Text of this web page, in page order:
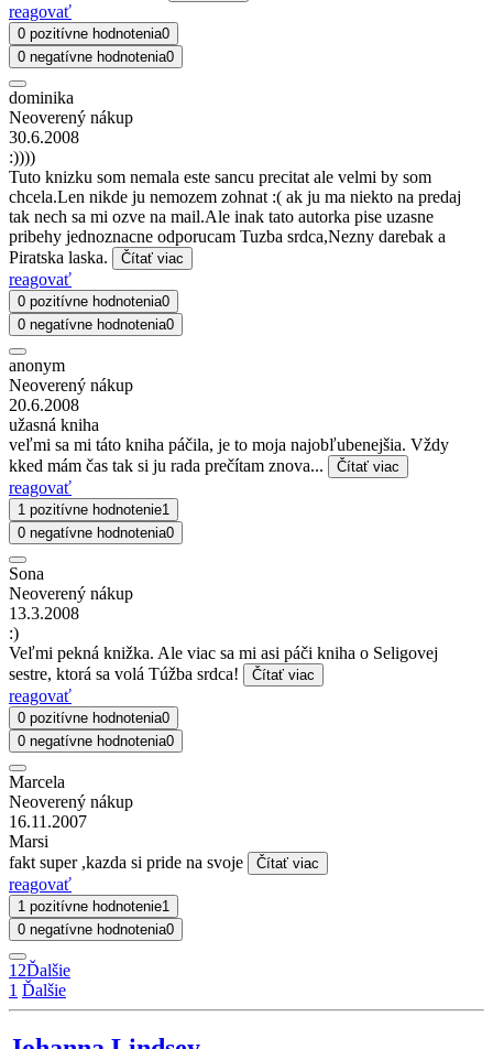
reagovať
0 pozitívne hodnotenia0
0 negatívne hodnotenia0
dominika
Neoverený nákup
30.6.2008
:))))
Tuto knizku som nemala este sancu precitat ale velmi by som
chcela.Len nikde ju nemozem zohnat :( ak ju ma niekto na predaj
tak nech sa mi ozve na mail.Ale inak tato autorka pise uzasne
pribehy jednoznacne odporucam Tuzba srdca,Nezny darebak a
Piratska laska.
Čítať viac
reagovať
0 pozitívne hodnotenia0
0 negatívne hodnotenia0
anonym
Neoverený nákup
20.6.2008
užasná kniha
veľmi sa mi táto kniha páčila, je to moja najobľubenejšia. Vždy
kked mám čas tak si ju rada prečítam znova...
Čítať viac
reagovať
1 pozitívne hodnotenie1
0 negatívne hodnotenia0
Sona
Neoverený nákup
13.3.2008
:)
Veľmi pekná knižka. Ale viac sa mi asi páči kniha o Seligovej
sestre, ktorá sa volá Túžba srdca!
Čítať viac
reagovať
0 pozitívne hodnotenia0
0 negatívne hodnotenia0
Marcela
Neoverený nákup
16.11.2007
Marsi
fakt super ,kazda si pride na svoje
Čítať viac
reagovať
1 pozitívne hodnotenie1
0 negatívne hodnotenia0
1 2Ďalšie
1 Ďalšie